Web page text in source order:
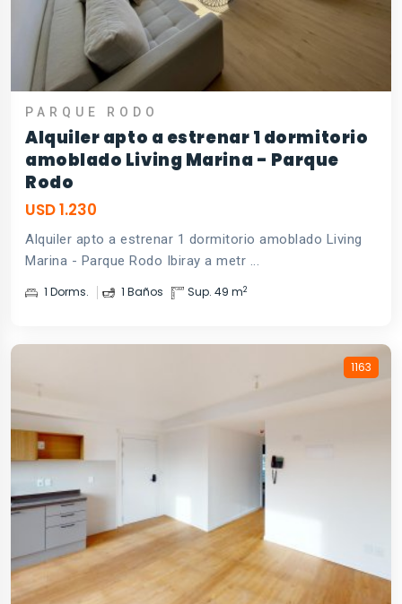
PARQUE RODO
Alquiler apto a estrenar 1 dormitorio
amoblado Living Marina - Parque
Rodo
USD 1.230
Alquiler apto a estrenar 1 dormitorio amoblado Living
Marina - Parque Rodo Ibiray a metr ...
1 Dorms. 1 Baños Sup. 49 m2
1163